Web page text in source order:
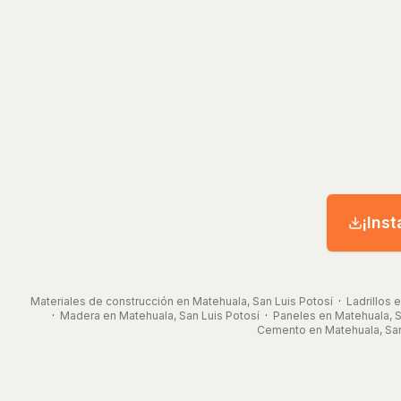
Materiales de construcción en Matehuala, San Luis Potosí· Ladrillos
· Madera en Matehuala, San Luis Potosí· Paneles en Matehuala,
Cemento en Matehuala,